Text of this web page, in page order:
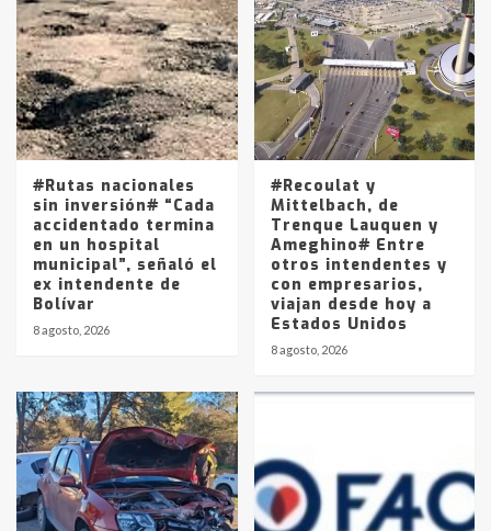
4
joven de Trenque Lauquen
Los precios de los combustibles en
La Pampa, desde YPF hasta Axion
entre 857 a 1338 pesos
#Rutas nacionales
sin inversión# “Cada
accidentado termina
en un hospital
municipal”, señaló el
ex intendente de
Bolívar
8 agosto, 2026
#Recoulat y
Mittelbach, de
Trenque Lauquen y
Ameghino# Entre
otros intendentes y
con empresarios,
viajan desde hoy a
Estados Unidos
8 agosto, 2026